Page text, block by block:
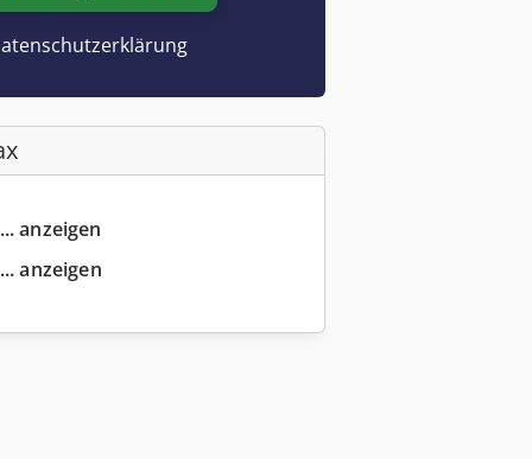
anzeigen
anzeigen